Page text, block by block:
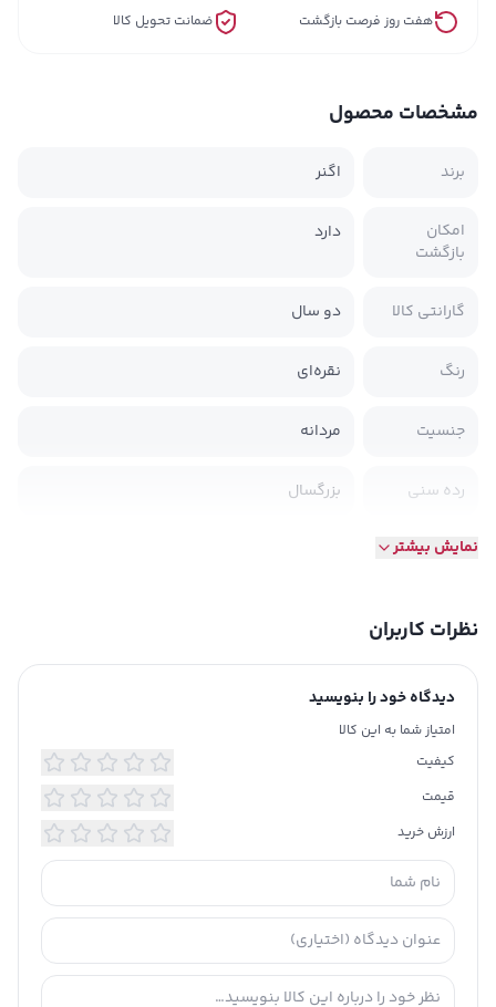
هفت روز فرصت بازگشت ضمانت تحویل کالا
مشخصات محصول
برند اگنر
امکان
بازگشت
دارد
گارانتی کالا دو سال
رنگ نقره‌ای
جنسیت مردانه
رده سنی بزرگسال
کشور صاحب
طرح صفحه
رنگ صفحه طلایی؛ نقره ای
رنگ بدنه
رنگ بند
جنس بدنه
جنس بند استیل ضد زنگ
نوع قفل بند کلیپسی ساده
نمایش بیشتر
نظرات کاربران
دیدگاه خود را بنویسید
امتیاز شما به این کالا
کیفیت
قیمت
ارزش خرید